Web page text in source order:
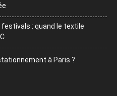
festivals : quand le textile
à Paris ?